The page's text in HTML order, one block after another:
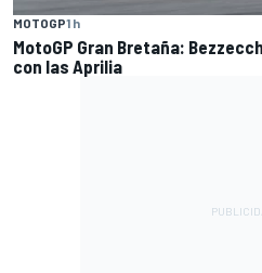
MOTOGP1 h
MotoGP Gran Bretaña:
con las Aprilia